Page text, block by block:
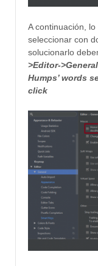
A continuación,
seleccionar con
solucionarlo
>Editor->General
Humps’ words
click